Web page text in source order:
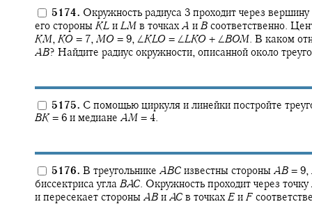
5174. Окружность радиуса 3 проходит через вершину
его стороны KL и LM в точках A и B соответственно.
KM, KO = 7, MO = 9, ∠KLO = ∠LKO + ∠BOM. В каком
AB? Найдите радиус окружности, описанной около
5175. С помощью циркуля и линейки постройте
BK = 6 и медиане AM = 4.
5176. В треугольнике ABC известны стороны AB = 9,
биссектриса угла BAC. Окружность проходит через точку
и пересекает стороны AB и AC в точках E и F